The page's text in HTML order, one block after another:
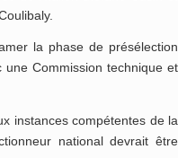
la phase de présélection
Commission technique et
instances compétentes de la
national devrait être